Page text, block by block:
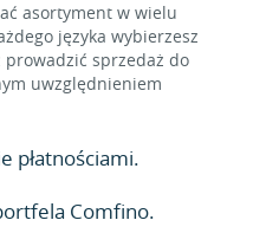
asortyment w wielu
języka wybierzesz
sprzedaż do
uwzględnieniem
płatnościami.
Comfino.